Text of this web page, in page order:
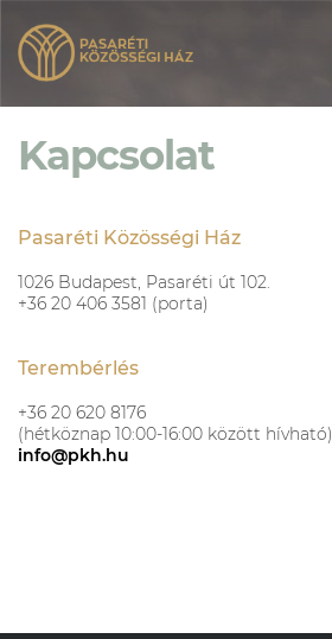
Kapcsolat
Pasaréti Közösségi Ház
1026 Budapest, Pasaréti út 102.
+36 20 406 3581 (porta)
Terembérlés
+36 20 620 8176
(hétköznap 10:00-16:00 között hívható)
info@pkh.hu